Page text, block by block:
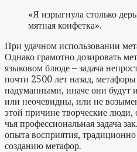
«Я изрыгнула столько
мятная конфетка».
При удачном использовании
Однако грамотно дозировать
языковом блюде – задача
почти 2500 лет назад,
надуманными, иначе они будут
или неочевидны, или не
этой причине творческие люди,
чья профессиональная задача
опыта восприятия,
созданию метафор.